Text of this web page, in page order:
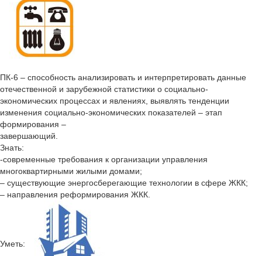
ПК-6 – способность анализировать и интерпретировать данные
отечественной и зарубежной статистики о социально-
экономических процессах и явлениях, выявлять тенденции
изменения социально-экономических показателей – этап
формирования –
завершающий.
Знать:
-современные требования к организации управления
многоквартирными жилыми домами;
– существующие энергосберегающие технологии в сфере ЖКК;
– направления реформирования ЖКК.
Уметь: